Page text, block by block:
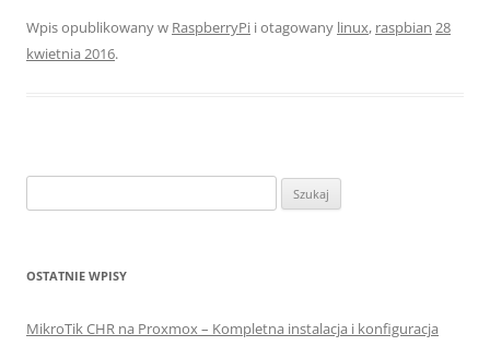
Wpis opublikowany w RaspberryPi i otagowany linux, raspbian 28
kwietnia 2016.
OSTATNIE WPISY
MikroTik CHR na Proxmox – Kompletna instalacja i konfiguracja